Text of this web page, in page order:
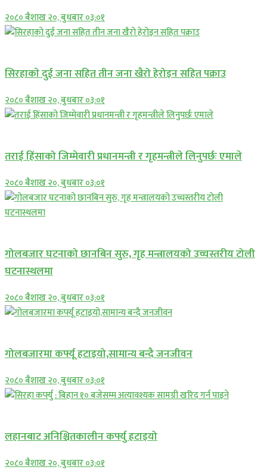
२०८० बैशाख २०, बुधबार ०३:०१
सिरहाकाे दुई जना सहित तीन जना खैरो हेरोइन सहित पक्राउ
२०८० बैशाख २०, बुधबार ०३:०१
तराई हिंसाको जिम्मेवारी प्रधानमन्त्री र गृहमन्त्रीले लिनुपर्छः एमाले
२०८० बैशाख २०, बुधबार ०३:०१
गोलबजार घटनाको छानबिन सुरु, गृह मन्त्रालयको उच्चस्तरीय टोली
घटनास्थलमा
२०८० बैशाख २०, बुधबार ०३:०१
गोलबजारमा कर्फ्यू हटाइयो,सामान्य बन्दै जनजीवन
२०८० बैशाख २०, बुधबार ०३:०१
लहानबाट अनिश्चितकालीन कर्फ्यु हटाइयो
२०८० बैशाख २०, बुधबार ०३:०१